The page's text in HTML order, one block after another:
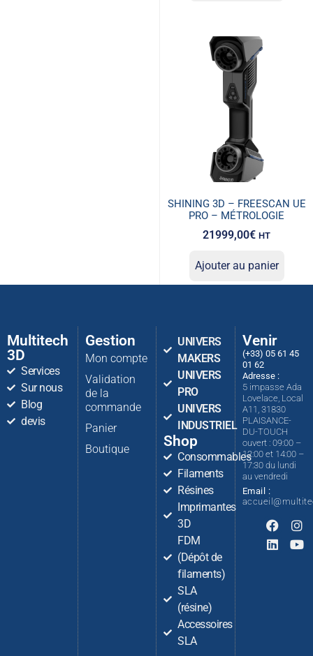
SHINING 3D – FREESCAN UE
PRO – MÉTROLOGIE
21999,00€ HT
Ajouter au panier
Multitech
3D
Services
Sur nous
Blog
devis
Gestion
Mon compte
Validation
de la
commande
Panier
Boutique
UNIVERS
MAKERS
UNIVERS
PRO
UNIVERS
INDUSTRIEL
Shop
Consommables
Filaments
Résines
Imprimantes
3D
FDM
(Dépôt de
filaments)
SLA
(résine)
Accessoires
SLA
Venir
(+33) 05 61 45
01 62
Adresse :
5 impasse Ada
Lovelace, Local
A11, 31830
PLAISANCE-
DU-TOUCH
ouvert : 09:00 –
12:00 et 14:00 –
17:30 du lundi
au vendredi
Email :